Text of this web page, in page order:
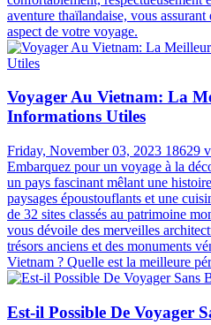
Vêtements De Voyage En
Saturday, August 24, 2024
Vous prévoyez un voyage en
plus importantes à se poser en
s'habiller en Thaïlande . Le climat
variés et son riche patrimoine
vêtements de voyage en Thaïlande
la ville aux temples sereins en
chaque environnement nécessite
Dans ce guide, nous explorerons
confortablement, respectueusement
aventure thaïlandaise, vous
aspect de votre voyage.